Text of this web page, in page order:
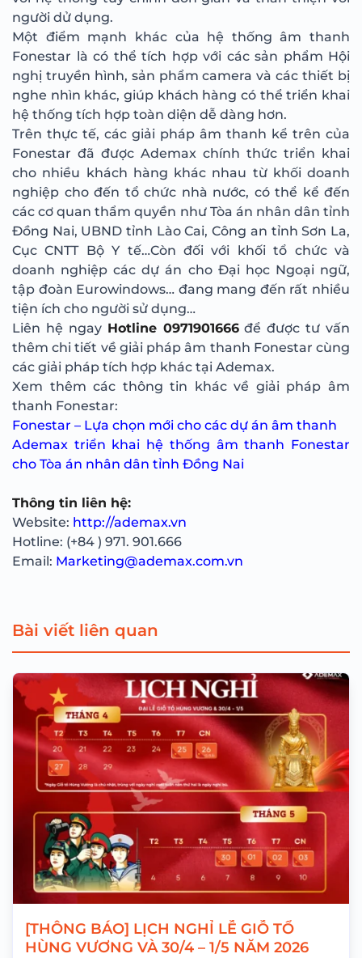
người dử dụng.
Một điểm mạnh khác của hệ thống âm thanh
Fonestar là có thể tích hợp với các sản phẩm Hội
nghị truyền hình, sản phẩm camera và các thiết bị
nghe nhìn khác, giúp khách hàng có thể triển khai
hệ thống tích hợp toàn diện dễ dàng hơn.
Trên thực tế, các giải pháp âm thanh kể trên của
Fonestar đã được Ademax chính thức triển khai
cho nhiều khách hàng khác nhau từ khối doanh
nghiệp cho đến tổ chức nhà nước, có thể kể đến
các cơ quan thẩm quyền như Tòa án nhân dân tỉnh
Đồng Nai, UBND tỉnh Lào Cai, Công an tỉnh Sơn La,
Cục CNTT Bộ Y tế…Còn đối với khối tổ chức và
doanh nghiệp các dự án cho Đại học Ngoại ngữ,
tập đoàn Eurowindows… đang mang đến rất nhiều
tiện ích cho người sử dụng…
Liên hệ ngay Hotline 0971901666để được tư vấn
thêm chi tiết về giải pháp âm thanh Fonestar cùng
các giải pháp tích hợp khác tại Ademax.
Xem thêm các thông tin khác về giải pháp âm
thanh Fonestar:
Fonestar – Lựa chọn mới cho các dự án âm thanh
Ademax triển khai hệ thống âm thanh Fonestar
cho Tòa án nhân dân tỉnh Đồng Nai
Thông tin liên hệ:
Website: http://ademax.vn
Hotline: (+84 ) 971. 901.666
Email: Marketing@ademax.com.vn
Bài viết liên quan
[THÔNG BÁO] LỊCH NGHỈ LỄ GIỖ TỔ
HÙNG VƯƠNG VÀ 30/4 – 1/5 NĂM 2026